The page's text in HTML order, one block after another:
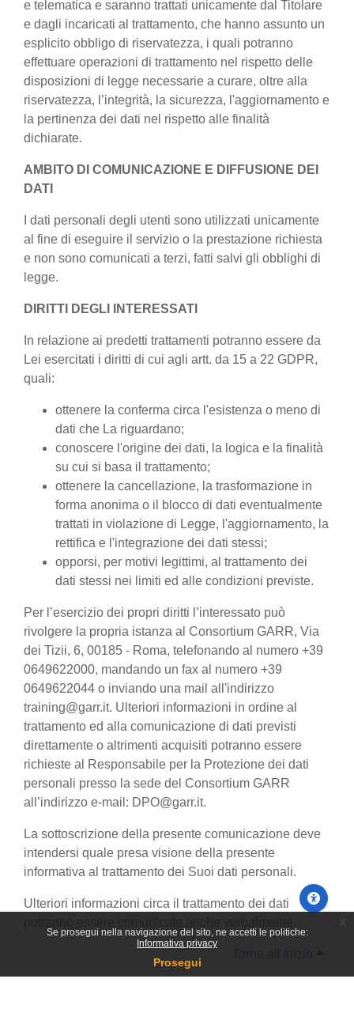
Se prosegui nella navigazione del sito, ne accetti le politiche:
Informativa privacy
Prosegui
e telematica e saranno trattati unicamente dal Titolare
e dagli incaricati al trattamento, che hanno assunto un
esplicito obbligo di riservatezza, i quali potranno
effettuare operazioni di trattamento nel rispetto delle
disposizioni di legge necessarie a curare, oltre alla
riservatezza, l’integrità, la sicurezza, l'aggiornamento e
la pertinenza dei dati nel rispetto alle finalità
dichiarate.
AMBITO DI COMUNICAZIONE E DIFFUSIONE DEI
DATI
I dati personali degli utenti sono utilizzati unicamente
al fine di eseguire il servizio o la prestazione richiesta
e non sono comunicati a terzi, fatti salvi gli obblighi di
legge.
DIRITTI DEGLI INTERESSATI
In relazione ai predetti trattamenti potranno essere da
Lei esercitati i diritti di cui agli artt. da 15 a 22 GDPR,
quali:
ottenere la conferma circa l'esistenza o meno di
dati che La riguardano;
conoscere l'origine dei dati, la logica e la finalità
su cui si basa il trattamento;
ottenere la cancellazione, la trasformazione in
forma anonima o il blocco di dati eventualmente
trattati in violazione di Legge, l'aggiornamento, la
rettifica e l'integrazione dei dati stessi;
opporsi, per motivi legittimi, al trattamento dei
dati stessi nei limiti ed alle condizioni previste.
Per l’esercizio dei propri diritti l’interessato può
rivolgere la propria istanza al Consortium GARR, Via
dei Tizii, 6, 00185 - Roma, telefonando al numero +39
0649622000, mandando un fax al numero +39
0649622044 o inviando una mail all'indirizzo
training@garr.it. Ulteriori informazioni in ordine al
trattamento ed alla comunicazione di dati previsti
direttamente o altrimenti acquisiti potranno essere
richieste al Responsabile per la Protezione dei dati
personali presso la sede del Consortium GARR
all’indirizzo e-mail: DPO@garr.it.
La sottoscrizione della presente comunicazione deve
intendersi quale presa visione della presente
informativa al trattamento dei Suoi dati personali.
Ulteriori informazioni circa il trattamento dei dati